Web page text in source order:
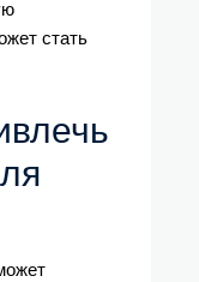
стать